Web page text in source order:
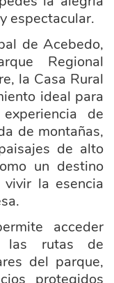
espectacular.
de Acebedo,
Regional
la Casa Rural
ideal para
de
de montañas,
de alto
un destino
la esencia
acceder
las rutas de
del parque,
protegidos